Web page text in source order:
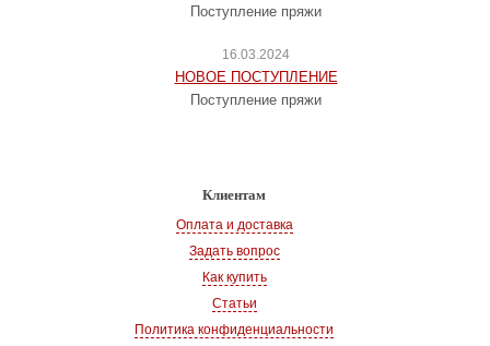
Поступление пряжи
16.03.2024
НОВОЕ ПОСТУПЛЕНИЕ
Поступление пряжи
Клиентам
Оплата и доставка
Задать вопрос
Как купить
Статьи
Политика конфиденциальности